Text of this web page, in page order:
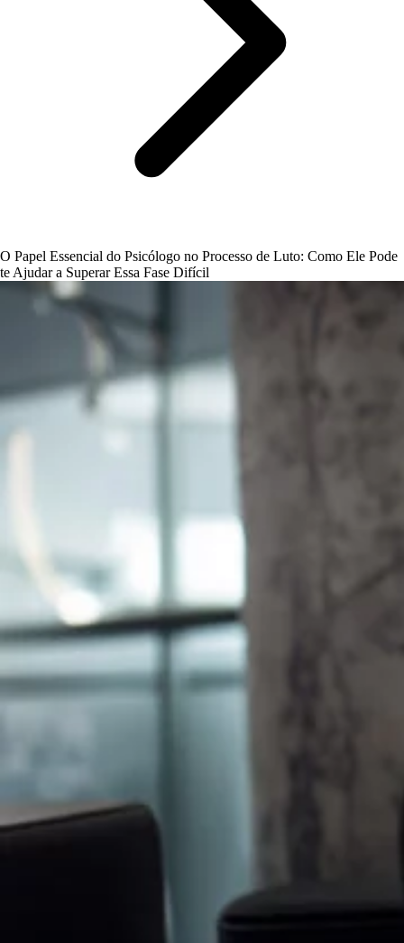
O Papel Essencial do Psicólogo no Processo de Luto: Como Ele Pode
te Ajudar a Superar Essa Fase Difícil